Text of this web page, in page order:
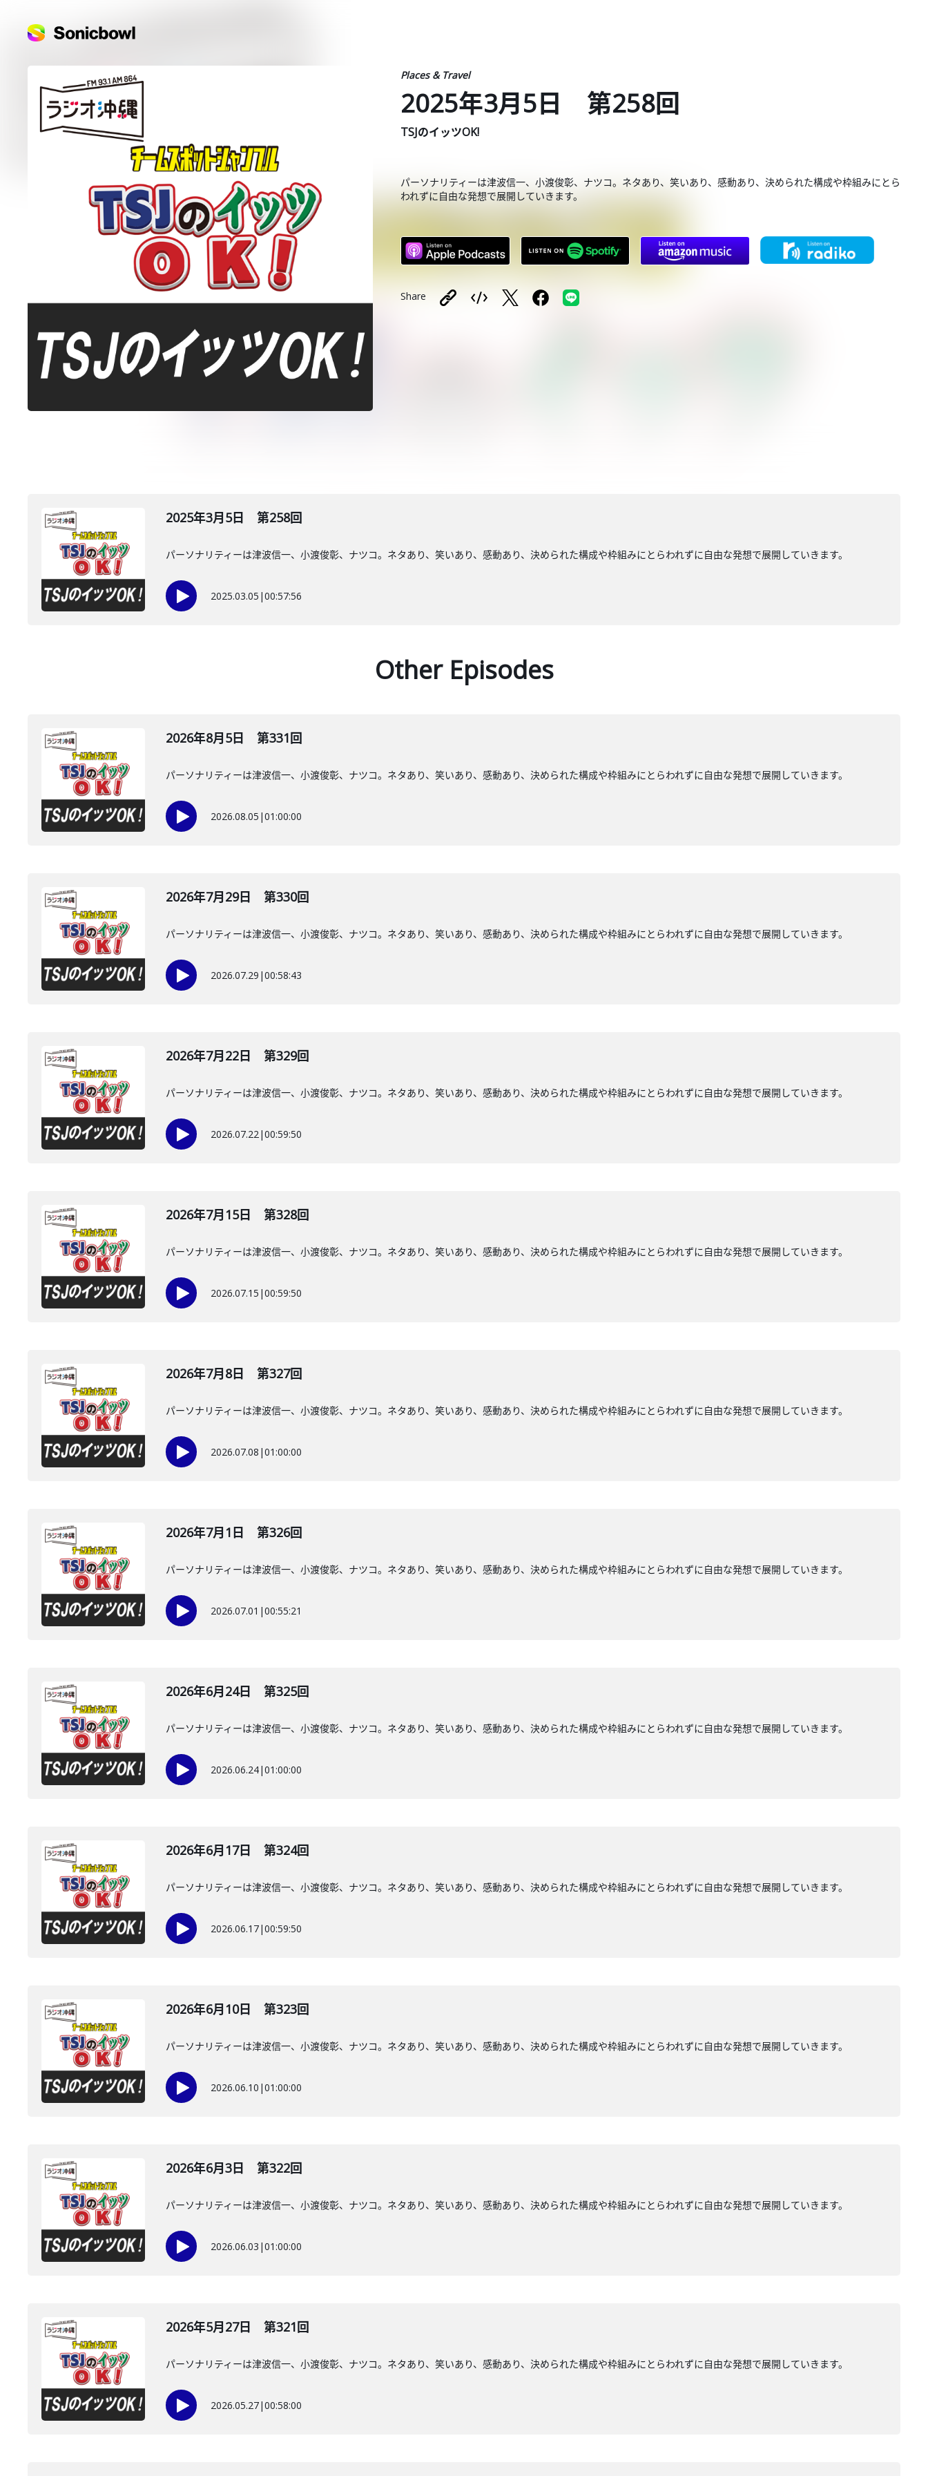
Places & Travel
2025年3月5日 第258回
TSJのイッツOK!
パーソナリティーは津波信一、小渡俊彰、ナツコ。ネタあり、笑いあり、感動あり、決められた構成や枠組みにとら
われずに自由な発想で展開していきます。
Share
2025年3月5日 第258回
パーソナリティーは津波信一、小渡俊彰、ナツコ。ネタあり、笑いあり、感動あり、決められた構成や枠組みにとらわれずに自由な発想で展開していきます。
2025.03.05 |00:57:56
Other Episodes
2026年8月5日 第331回
パーソナリティーは津波信一、小渡俊彰、ナツコ。ネタあり、笑いあり、感動あり、決められた構成や枠組みにとらわれずに自由な発想で展開していきます。
2026.08.05 |01:00:00
2026年7月29日 第330回
パーソナリティーは津波信一、小渡俊彰、ナツコ。ネタあり、笑いあり、感動あり、決められた構成や枠組みにとらわれずに自由な発想で展開していきます。
2026.07.29 |00:58:43
2026年7月22日 第329回
パーソナリティーは津波信一、小渡俊彰、ナツコ。ネタあり、笑いあり、感動あり、決められた構成や枠組みにとらわれずに自由な発想で展開していきます。
2026.07.22|00:59:50
2026年7月15日 第328回
パーソナリティーは津波信一、小渡俊彰、ナツコ。ネタあり、笑いあり、感動あり、決められた構成や枠組みにとらわれずに自由な発想で展開していきます。
2026.07.15 |00:59:50
2026年7月8日 第327回
パーソナリティーは津波信一、小渡俊彰、ナツコ。ネタあり、笑いあり、感動あり、決められた構成や枠組みにとらわれずに自由な発想で展開していきます。
2026.07.08 |01:00:00
2026年7月1日 第326回
パーソナリティーは津波信一、小渡俊彰、ナツコ。ネタあり、笑いあり、感動あり、決められた構成や枠組みにとらわれずに自由な発想で展開していきます。
2026.07.01 |00:55:21
2026年6月24日 第325回
パーソナリティーは津波信一、小渡俊彰、ナツコ。ネタあり、笑いあり、感動あり、決められた構成や枠組みにとらわれずに自由な発想で展開していきます。
2026.06.24|01:00:00
2026年6月17日 第324回
パーソナリティーは津波信一、小渡俊彰、ナツコ。ネタあり、笑いあり、感動あり、決められた構成や枠組みにとらわれずに自由な発想で展開していきます。
2026.06.17|00:59:50
2026年6月10日 第323回
パーソナリティーは津波信一、小渡俊彰、ナツコ。ネタあり、笑いあり、感動あり、決められた構成や枠組みにとらわれずに自由な発想で展開していきます。
2026.06.10 |01:00:00
2026年6月3日 第322回
パーソナリティーは津波信一、小渡俊彰、ナツコ。ネタあり、笑いあり、感動あり、決められた構成や枠組みにとらわれずに自由な発想で展開していきます。
2026.06.03 |01:00:00
2026年5月27日 第321回
パーソナリティーは津波信一、小渡俊彰、ナツコ。ネタあり、笑いあり、感動あり、決められた構成や枠組みにとらわれずに自由な発想で展開していきます。
2026.05.27|00:58:00